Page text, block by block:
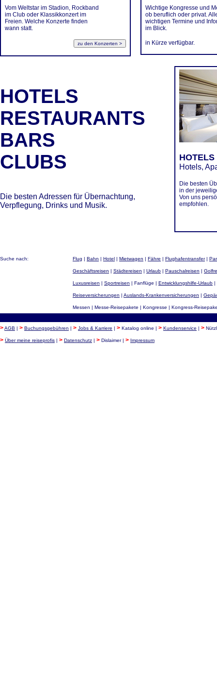
Vom Weltstar im Stadion, Rockband
im Club oder Klassikkonzert im
Freien. Welche Konzerte finden
wann statt.
Wichtige Kongresse und
ob beruflich oder privat.
wichtigen Termine und
im Blick.
in Kürze verfügbar.
HOTELS
RESTAURANTS
BARS
CLUBS
Die besten Adressen für Übernachtung,
Verpflegung, Drinks und Musik.
HOTELS
Hotels,
Die besten
in der
Von uns
empfohlen.
Suche nach: Flug | Bahn | Hotel | Mietwagen | Fähre | Flughafentransfer|
Geschäftsreisen | Städtereisen | Urlaub | Pauschalreisen |
Luxusreisen | Sportreisen | Fanflüge | Entwicklungshilfe-Urlaub |
Reiseversicherungen | Auslands-Krankenversicherungen |
Messen | Messe-Reisepakete | Kongresse | Kongress-
>AGB | > Buchungsgebühren | > Jobs & Karriere | > Katalog online | > Kundenservice | >
> Über meine reiseprofis | > Datenschutz | > Dislaimer | > Impressum